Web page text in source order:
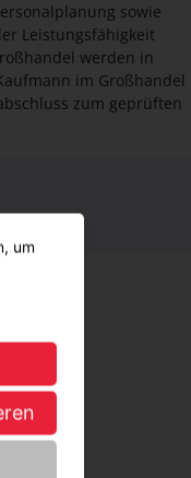
sowie
Leistungsfähigkeit
werden in
im Großhandel
zum geprüften
um